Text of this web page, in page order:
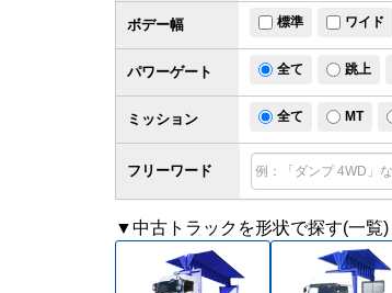
フリーワード
ボデー幅 標準 ワイド
パワーゲート 全て 跳上
ミッション 全て MT
▼中古トラックを形状で探す(一覧)